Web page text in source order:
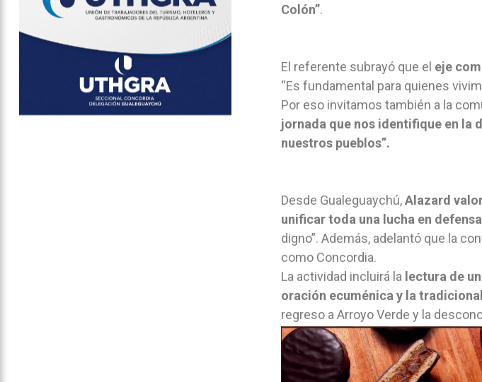
Colón”.
El referente subrayó que el eje
“Es fundamental para quienes
Por eso invitamos también a la
jornada que nos identifique en la
nuestros pueblos”.
Desde Gualeguaychú,Alazard
unificar toda una lucha en
digno”. Además, adelantó que la
como Concordia.
La actividad incluirá la lectura de
oración ecuménica y la
regreso a Arroyo Verde y la